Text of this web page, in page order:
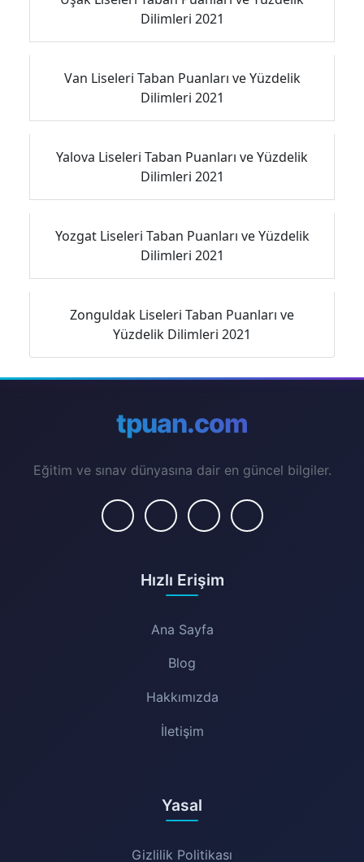
Dilimleri 2021
Van Liseleri Taban Puanları ve Yüzdelik
Dilimleri 2021
Yalova Liseleri Taban Puanları ve Yüzdelik
Dilimleri 2021
Yozgat Liseleri Taban Puanları ve Yüzdelik
Dilimleri 2021
Zonguldak Liseleri Taban Puanları ve
Yüzdelik Dilimleri 2021
tpuan.com
Eğitim ve sınav dünyasına dair en güncel bilgiler.
Hızlı Erişim
Ana Sayfa
Blog
Hakkımızda
İletişim
Yasal
Gizlilik Politikası